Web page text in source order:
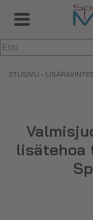
ETUSIVU •
lisätehoa